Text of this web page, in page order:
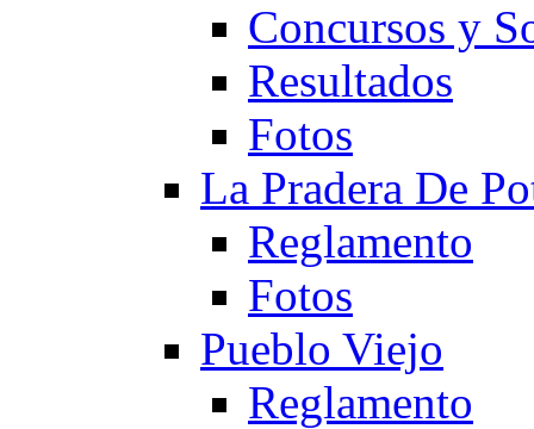
Concursos y
Resultados
Fotos
La Pradera De
Reglamento
Fotos
Pueblo Viejo
Reglamento